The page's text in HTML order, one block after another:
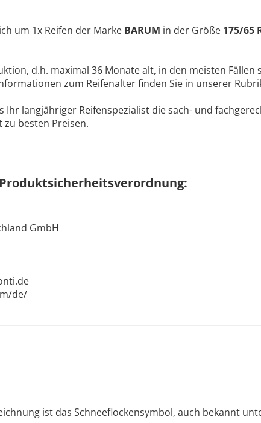
um 1x Reifen der Marke BARUM in der Größe 175/65
d.h. maximal 36 Monate alt, in den meisten Fällen
zum Reifenalter finden Sie in unserer
Ihr langjähriger Reifenspezialist die sach- und
besten Preisen.
GmbH
de/
ist das Schneeflockensymbol, auch bekannt